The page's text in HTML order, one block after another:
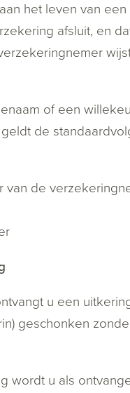
het leven van
afsluit, en
of een
de
van de
u een
geschonken
wordt u als